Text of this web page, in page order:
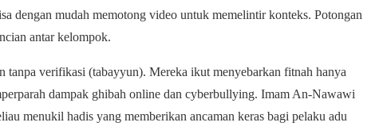
dengan mudah memotong video untuk memelintir konteks. Potongan
antar kelompok.
tanpa verifikasi (tabayyun). Mereka ikut menyebarkan fitnah hanya
dampak ghibah online dan cyberbullying. Imam An-Nawawi
menukil hadis yang memberikan ancaman keras bagi pelaku adu